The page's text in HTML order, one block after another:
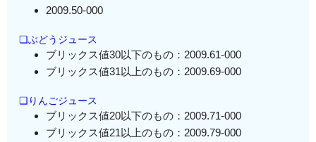
2009.50-000
❏ぶどうジュース
ブリックス値30以下のもの：2009.61-000
ブリックス値31以上のもの：2009.69-000
❏りんごジュース
ブリックス値20以下のもの：2009.71-000
ブリックス値21以上のもの：2009.79-000